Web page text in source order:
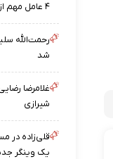
۴ عامل مهم از نگاه علمی
رحمت‌الله
شد
غلامرضا
شیرازی
قلی‌زاده در
یک وینگر